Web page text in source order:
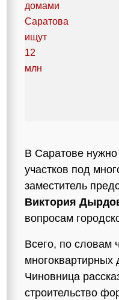
В Саратове нужно
участков под
заместитель
Виктория
вопросам
Всего, по словам
многоквартирных
Чиновница
строительство